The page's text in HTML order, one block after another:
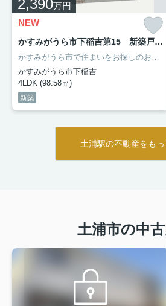
2,390万円
NEW
かすみがうら市下稲吉第15 新築戸建 5号棟
かすみがうら市で住まいをお探しのお客様は是非「リバティーホーム」へ
かすみがうら市下稲吉
4LDK (98.58㎡)
新築
土浦駅の不動産をもっ
土浦市の中